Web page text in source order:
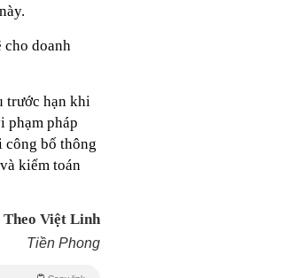
cho doanh
trước hạn khi
phạm pháp
công bố thông
kiểm toán
Theo Việt Linh
Tiền Phong